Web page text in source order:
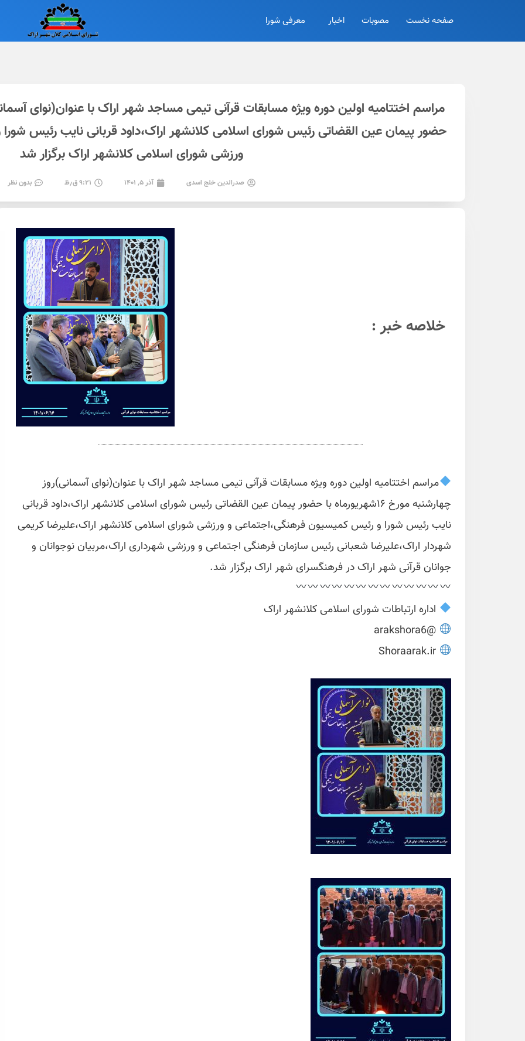
صفحه نخست مصوبات اخبار معرفی شورا
حضور پیمان عین القضاتی رئیس شورای اسلامی کلانشهر اراک،داود قربانی نایب رئیس
ورزشی شورای اسلامی کلانشهر اراک برگزار شد
صدرالدین خلج اسدی آذر ۵, ۱۴۰۱ ۹:۲۱ ق٫ظ بدون نظر
خلاصه خبر :
مراسم اختتامیه اولین دوره ویژه مسابقات قرآنی تیمی مساجد شهر اراک با عنوان(نوای آسمانی)روز
چهارشنبه مورخ ۱۶شهریورماه با حضور پیمان عین القضاتی رئیس شورای اسلامی کلانشهر اراک،داود قربانی
نایب رئیس شورا و رئیس کمیسیون فرهنگی،اجتماعی و ورزشی شورای اسلامی کلانشهر اراک،علیرضا کریمی
شهردار اراک،علیرضا شعبانی رئیس سازمان فرهنگی اجتماعی و ورزشی شهرداری اراک،مربیان نوجوانان و
جوانان قرآنی شهر اراک در فرهنگسرای شهر اراک برگزار شد.
اداره ارتباطات شورای اسلامی کلانشهر اراک
@arakshora6